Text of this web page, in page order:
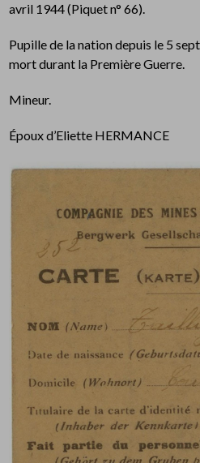
avril 1944 (Piquet n° 66).
Pupille de la nation depuis le 5
mort durant la Première Guerre.
Mineur.
Époux d’Eliette HERMANCE